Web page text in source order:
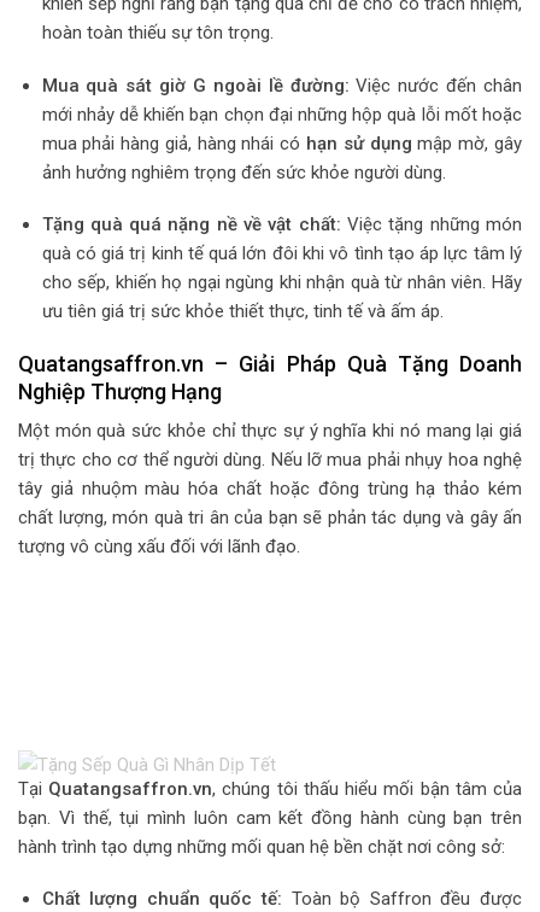
hoàn toàn thiếu sự tôn trọng.
Mua quà sát giờ G ngoài lề đường: Việc nước đến chân
mới nhảy dễ khiến bạn chọn đại những hộp quà lỗi mốt hoặc
mua phải hàng giả, hàng nhái có hạn sử dụng mập mờ, gây
ảnh hưởng nghiêm trọng đến sức khỏe người dùng.
Tặng quà quá nặng nề về vật chất: Việc tặng những món
quà có giá trị kinh tế quá lớn đôi khi vô tình tạo áp lực tâm lý
cho sếp, khiến họ ngại ngùng khi nhận quà từ nhân viên. Hãy
ưu tiên giá trị sức khỏe thiết thực, tinh tế và ấm áp.
Quatangsaffron.vn – Giải Pháp Quà Tặng Doanh
Nghiệp Thượng Hạng
Một món quà sức khỏe chỉ thực sự ý nghĩa khi nó mang lại giá
trị thực cho cơ thể người dùng. Nếu lỡ mua phải nhụy hoa nghệ
tây giả nhuộm màu hóa chất hoặc đông trùng hạ thảo kém
chất lượng, món quà tri ân của bạn sẽ phản tác dụng và gây ấn
tượng vô cùng xấu đối với lãnh đạo.
Tại Quatangsaffron.vn, chúng tôi thấu hiểu mối bận tâm của
bạn. Vì thế, tụi mình luôn cam kết đồng hành cùng bạn trên
hành trình tạo dựng những mối quan hệ bền chặt nơi công sở:
Chất lượng chuẩn quốc tế: Toàn bộ Saffron đều được